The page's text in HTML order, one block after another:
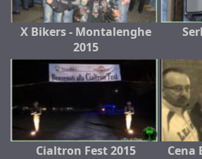
X Bikers - Montalenghe
2015
Cialtron Fest 2015 Cena